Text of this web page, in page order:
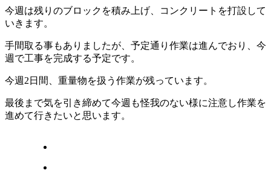
今週は残りのブロックを積み上げ、コンクリートを打設して
いきます。
手間取る事もありましたが、予定通り作業は進んでおり、今
週で工事を完成する予定です。
今週2日間、重量物を扱う作業が残っています。
最後まで気を引き締めて今週も怪我のない様に注意し作業を
進めて行きたいと思います。